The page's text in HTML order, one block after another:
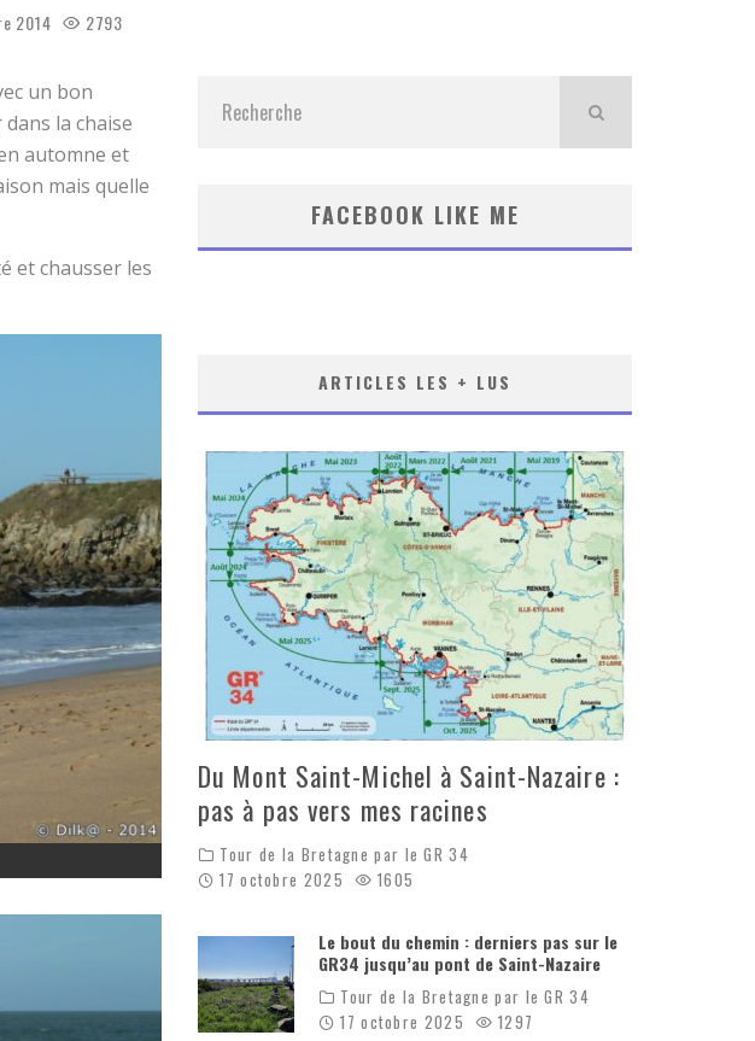
2014 2793
un bon
la chaise
automne et
mais quelle
et chausser les
FACEBOOK LIKE ME
ARTICLES LES + LUS
Du Mont Saint-Michel à Saint-Nazaire :
pas à pas vers mes racines
Tour de la Bretagne par le GR 34
17 octobre 2025
1605
Le bout du chemin : derniers pas sur le
GR34 jusqu’au pont de Saint-Nazaire
Tour de la Bretagne par le GR 34
17 octobre 2025
1297